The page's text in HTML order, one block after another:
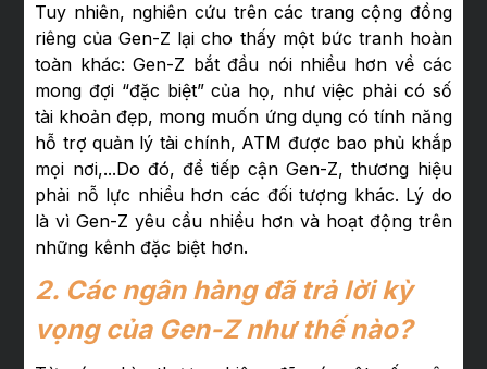
Tuy nhiên, nghiên cứu trên các trang cộng đồng
riêng của Gen-Z lại cho thấy một bức tranh hoàn
toàn khác: Gen-Z bắt đầu nói nhiều hơn về các
mong đợi “đặc biệt” của họ, như việc phải có số
tài khoản đẹp, mong muốn ứng dụng có tính năng
hỗ trợ quản lý tài chính, ATM được bao phủ khắp
mọi nơi,...Do đó, để tiếp cận Gen-Z, thương hiệu
phải nỗ lực nhiều hơn các đối tượng khác. Lý do
là vì Gen-Z yêu cầu nhiều hơn và hoạt động trên
những kênh đặc biệt hơn.
2. Các ngân hàng đã trả lời kỳ
vọng của Gen-Z như thế nào?